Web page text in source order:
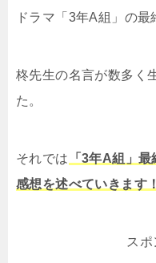
ドラマ「3年A組」の最
柊先生の名言が数多く
た。
それでは 「3年A組」
感想を述べていきます！
スポ